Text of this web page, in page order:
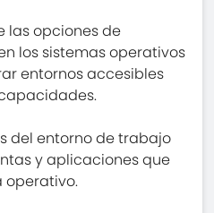
las opciones de
los sistemas operativos
entornos accesibles
del entorno de trabajo
y aplicaciones que
operativo.